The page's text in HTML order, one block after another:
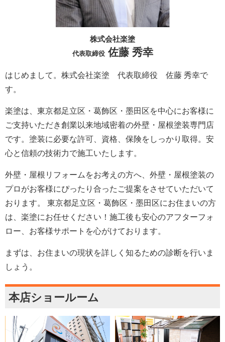
株式会社楽塗
代表取締役佐藤 秀幸
はじめまして。株式会社楽塗 代表取締役 佐藤 秀幸で
す。
楽塗は、東京都足立区・葛飾区・墨田区を中心にお客様に
ご支持いただき創業以来地域密着の外壁・屋根塗装専門店
です。塗装に必要な許可、資格、保険をしっかり取得。安
心と信頼の技術力で施工いたします。
外壁・屋根リフォームをお考えの方へ、外壁・屋根塗装の
プロがお客様にぴったり合ったご提案をさせていただいて
おります。 東京都足立区・葛飾区・墨田区にお住まいの方
は、楽塗にお任せください！施工後も安心のアフターフォ
ロー、お客様サポートを心がけております。
まずは、お住まいの現状を詳しく知るための診断を行いま
しょう。
本店ショールーム